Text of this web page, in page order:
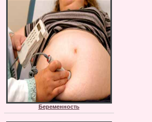
Беременность